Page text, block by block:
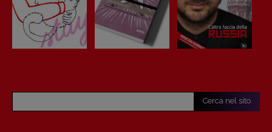
Cerca nel sito